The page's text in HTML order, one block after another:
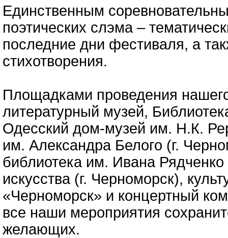
Единственным
поэтических слэма –
последние дни фестиваля, а
стихотворения.
Площадками проведения
литературный музей,
Одесский дом-музей им. Н.К.
им. Александра Белого (г.
библиотека им. Ивана
искусства (г. Черноморск),
«Черноморск» и концертный
все наши мероприятия
желающих.